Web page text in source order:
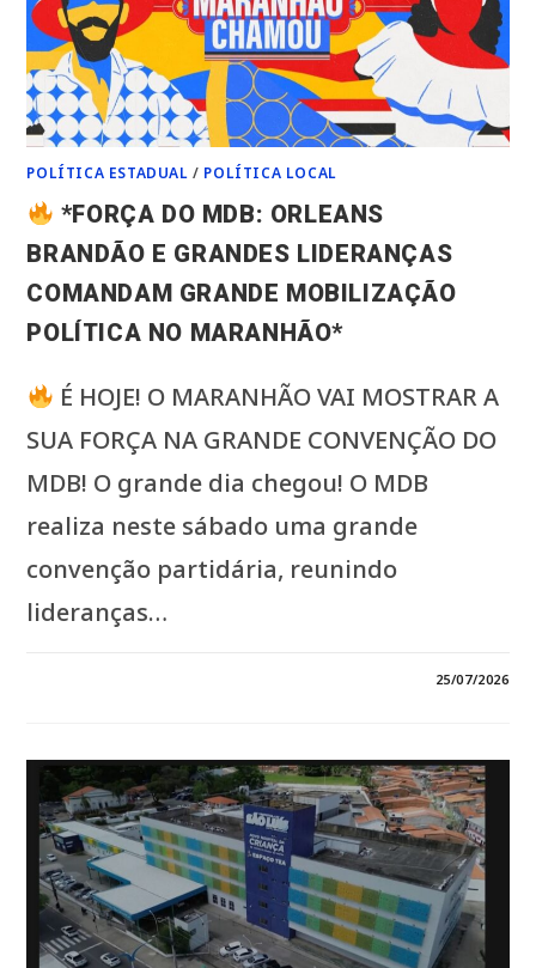
POLÍTICA ESTADUAL / POLÍTICA LOCAL
*FORÇA DO MDB: ORLEANS
BRANDÃO E GRANDES LIDERANÇAS
COMANDAM GRANDE MOBILIZAÇÃO
POLÍTICA NO MARANHÃO*
É HOJE! O MARANHÃO VAI MOSTRAR A
SUA FORÇA NA GRANDE CONVENÇÃO DO
MDB! O grande dia chegou! O MDB
realiza neste sábado uma grande
convenção partidária, reunindo
lideranças…
ORLEANS
BRANDÃO
E
GRANDES
LIDERANÇAS
COMANDAM
GRANDE
MOBILIZAÇÃO
POLÍTICA
NO
MARANHÃO*
25/07/2026